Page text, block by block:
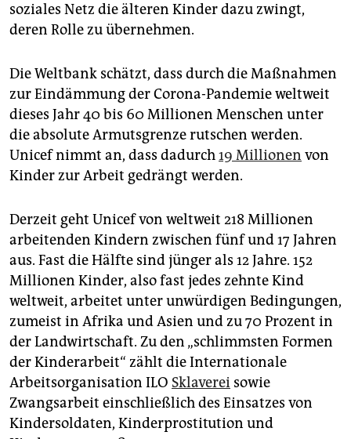
soziales Netz die älteren Kinder dazu zwingt,
deren Rolle zu übernehmen.
Die Weltbank schätzt, dass durch die Maßnahmen
zur Eindämmung der Corona-Pandemie weltweit
dieses Jahr 40 bis 60 Millionen Menschen unter
die absolute Armutsgrenze rutschen werden.
Unicef nimmt an, dass dadurch19 Millionen von
Kinder zur Arbeit gedrängt werden.
Derzeit geht Unicef von weltweit 218 Millionen
arbeitenden Kindern zwischen fünf und 17 Jahren
aus. Fast die Hälfte sind jünger als 12 Jahre. 152
Millionen Kinder, also fast jedes zehnte Kind
weltweit, arbeitet unter unwürdigen Bedingungen,
zumeist in Afrika und Asien und zu 70 Prozent in
der Landwirtschaft. Zu den „schlimmsten Formen
der Kinderarbeit“ zählt die Internationale
Arbeitsorganisation ILO Sklaverei sowie
Zwangsarbeit einschließlich des Einsatzes von
Kindersoldaten, Kinderprostitution und